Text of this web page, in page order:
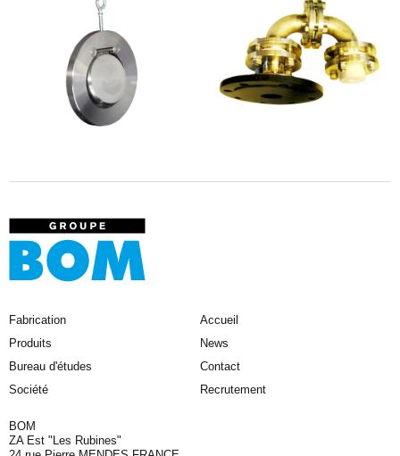
Fabrication
Produits
Bureau d'études
Société
Accueil
News
Contact
Recrutement
BOM
ZA Est "Les Rubines"